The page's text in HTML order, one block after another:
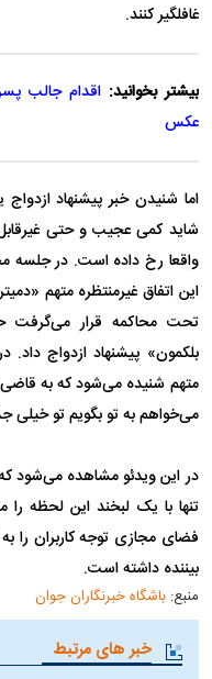
غافلگیر کنند.
بیشتر بخوانید:اقدام جالب
عکس
اما شنیدن خبر پیشنهاد
شاید کمی عجیب و حتی
واقعا رخ داده است. در جلسه
این اتفاق غیرمنتظره متهم
تحت محاکمه قرار می‌گرفت
بلکمون» پیشنهاد ازدواج
متهم شنیده می‌شود که به
می‌خواهم به تو بگویم تو
در این ویدئو مشاهده می‌شود
تنها با یک لبخند این لحظه
فضای مجازی توجه کاربران را
بیننده داشته است.
منبع:باشگاه خبرنگاران جوان
خبر های مرتبط